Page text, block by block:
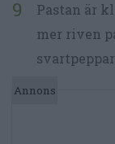
Pastan är
mer riven
svartpeppar.